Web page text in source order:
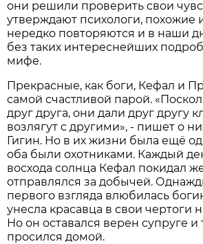
они решили проверить свои
утверждают психологи, похожие
нередко повторяются и в наши
без таких интереснейших
мифе.
Прекрасные, как боги, Кефал и
самой счастливой парой.
друг друга, они дали друг другу
возлягут с другими», - пишет о
Гигин. Но в их жизни была ещё
оба были охотниками. Каждый
восхода солнца Кефал покидал
отправлялся за добычей.
первого взгляда влюбилась
унесла красавца в свои чертоги
Но он оставался верен супруге и
просился домой.